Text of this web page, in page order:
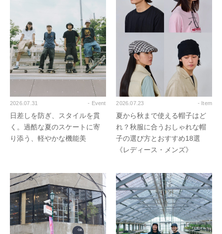
2026.07.31 - Event
日差しを防ぎ、スタイルを貫
く。過酷な夏のスケートに寄
り添う、軽やかな機能美
2026.07.23 - Item
夏から秋まで使える帽子はど
れ？秋服に合うおしゃれな帽
子の選び方とおすすめ18選
《レディース・メンズ》